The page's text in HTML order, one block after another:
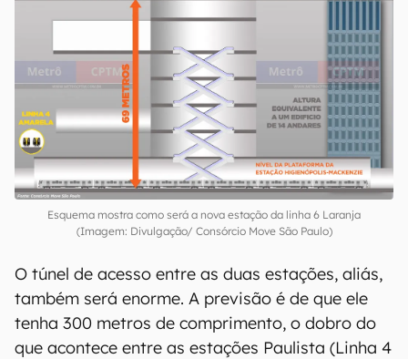
Esquema mostra como será a nova estação da linha 6 Laranja
(Imagem: Divulgação/ Consórcio Move São Paulo)
O túnel de acesso entre as duas estações, aliás,
também será enorme. A previsão é de que ele
tenha 300 metros de comprimento, o dobro do
que acontece entre as estações Paulista (Linha 4